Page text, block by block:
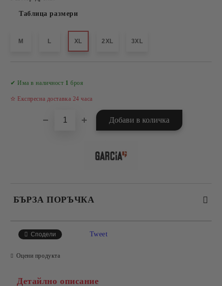
Таблица размери
M L XL 2XL 3XL
✔ Има в наличност 1 броя
✫ Експресна доставка 24 часа
БЪРЗА ПОРЪЧКА
Сподели Tweet
Оцени продукта
Детайлно описание